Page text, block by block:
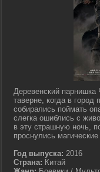
Деревенский парнишка
таверне, когда в
собирались поймать
слегка ошиблись с
в эту страшную ночь,
проснулись
Год выпуска: 2016
Страна: Китай